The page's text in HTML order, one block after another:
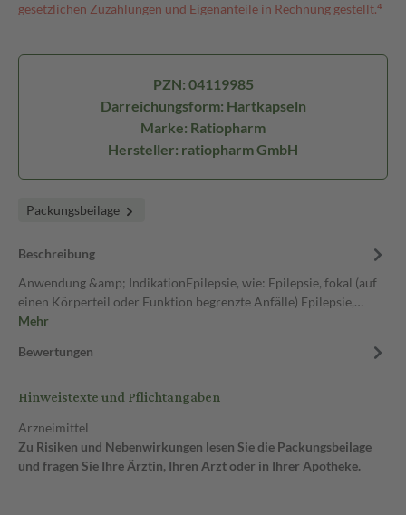
gesetzlichen Zuzahlungen und Eigenanteile in Rechnung gestellt.⁴
PZN: 04119985
Darreichungsform: Hartkapseln
Marke: Ratiopharm
Hersteller: ratiopharm GmbH
Packungsbeilage
Beschreibung
Anwendung &amp; IndikationEpilepsie, wie: Epilepsie, fokal (auf
einen Körperteil oder Funktion begrenzte Anfälle) Epilepsie,…
Mehr
Bewertungen
Hinweistexte und Pflichtangaben
Arzneimittel
Zu Risiken und Nebenwirkungen lesen Sie die Packungsbeilage
und fragen Sie Ihre Ärztin, Ihren Arzt oder in Ihrer Apotheke.